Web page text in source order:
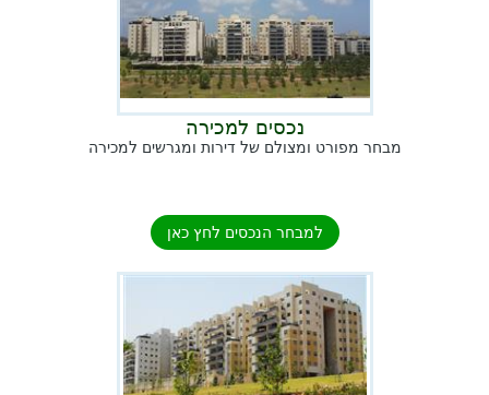
נכסים למכירה
מבחר מפורט ומצולם של דירות ומגרשים למכירה
למבחר הנכסים לחץ כאן